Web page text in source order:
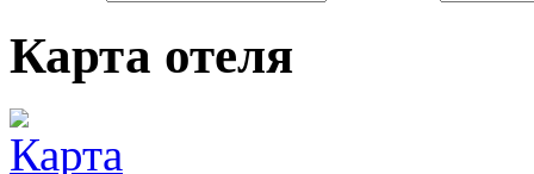
Карта отеля